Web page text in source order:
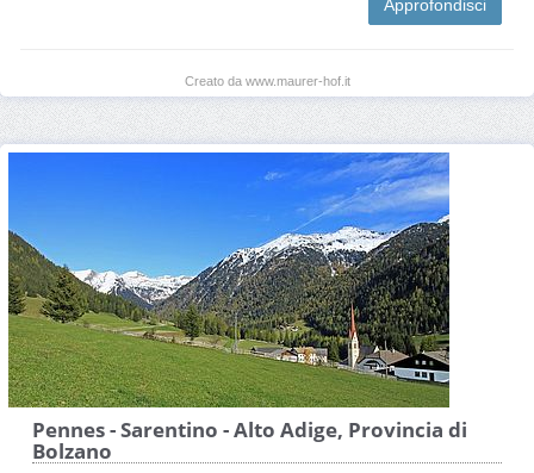
Approfondisci
Creato da www.maurer-hof.it
Pennes - Sarentino - Alto Adige, Provincia di
Bolzano